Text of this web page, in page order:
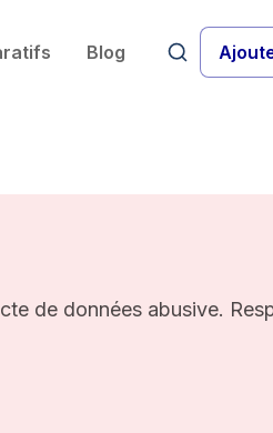
Blog
de données abusive.